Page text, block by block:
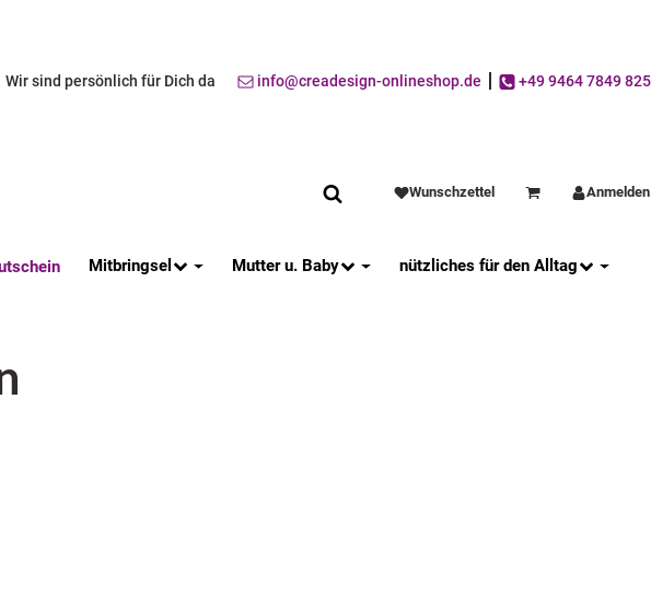
Wir sind persönlich für Dich da info@creadesign-onlineshop.de +49 9464 7849 825
Wunschzettel WarenkorbAnmelden
Mitbringsel Mutter u. Baby
nützliches für den Alltag